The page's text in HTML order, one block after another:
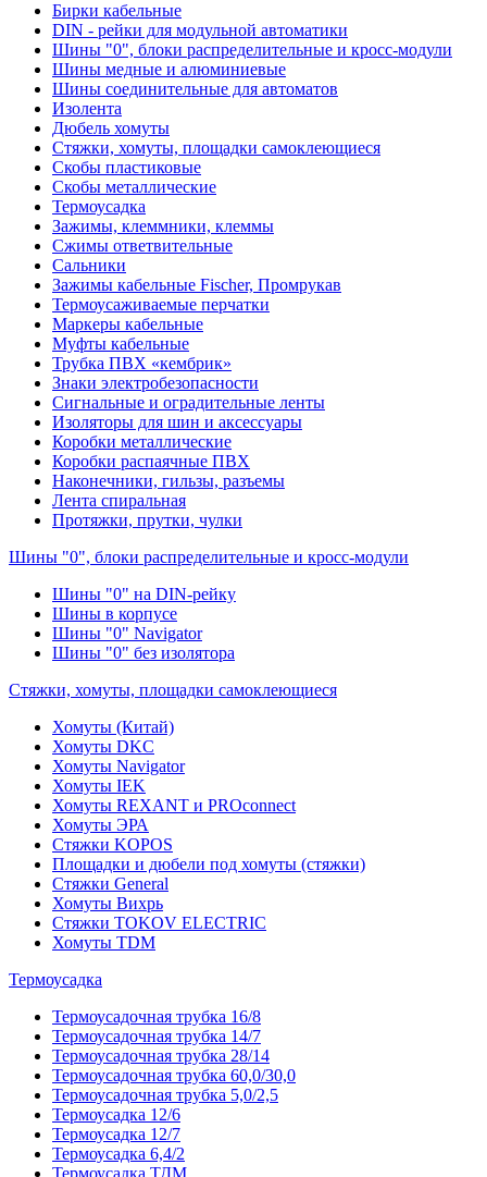
Бирки кабельные
DIN - рейки для модульной автоматики
Шины "0", блоки распределительные и кросс-модули
Шины медные и алюминиевые
Шины соединительные для автоматов
Изолента
Дюбель хомуты
Стяжки, хомуты, площадки самоклеющиеся
Скобы пластиковые
Скобы металлические
Термоусадка
Зажимы, клеммники, клеммы
Сжимы ответвительные
Сальники
Зажимы кабельные Fischer, Промрукав
Термоусаживаемые перчатки
Маркеры кабельные
Муфты кабельные
Трубка ПВХ «кембрик»
Знаки электробезопасности
Сигнальные и оградительные ленты
Изоляторы для шин и аксессуары
Коробки металлические
Коробки распаячные ПВХ
Наконечники, гильзы, разъемы
Лента спиральная
Протяжки, прутки, чулки
Шины "0", блоки распределительные и кросс-модули
Шины "0" на DIN-рейку
Шины в корпусе
Шины "0" Navigator
Шины "0" без изолятора
Стяжки, хомуты, площадки самоклеющиеся
Хомуты (Китай)
Хомуты DKC
Хомуты Navigator
Хомуты IEK
Хомуты REXANT и PROconnect
Хомуты ЭРА
Стяжки KOPOS
Площадки и дюбели под хомуты (стяжки)
Стяжки General
Хомуты Вихрь
Стяжки TOKOV ELECTRIC
Хомуты TDM
Термоусадка
Термоусадочная трубка 16/8
Термоусадочная трубка 14/7
Термоусадочная трубка 28/14
Термоусадочная трубка 60,0/30,0
Термоусадочная трубка 5,0/2,5
Термоусадка 12/6
Термоусадка 12/7
Термоусадка 6,4/2
Термоусадка ТДМ